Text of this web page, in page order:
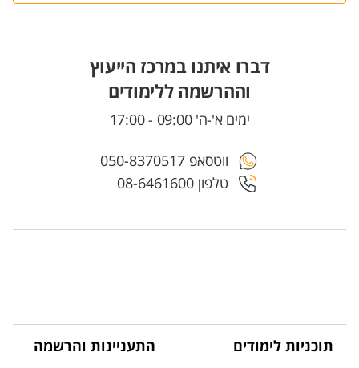
דברו איתנו במרכז הייעוץ
וההרשמה ללימודים
ימים א'-ה' 09:00 - 17:00
טלפון 08-6461600
ווטסאפ 050-8370517
תוכניות לימודים התעניינות והרשמה